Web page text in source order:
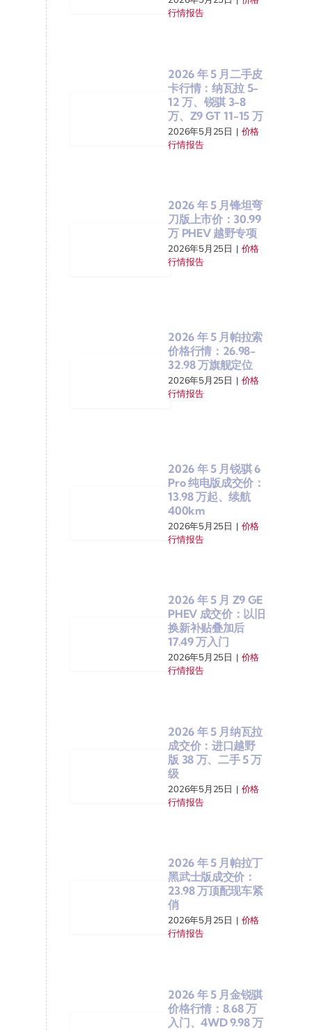
行情报告
2026 年 5 月二手皮
卡行情：纳瓦拉 5-
12 万、锐骐 3-8
万、Z9 GT 11-15 万
2026年5月25日 | 价格
行情报告
2026 年 5 月锋坦弯
刀版上市价：30.99
万 PHEV 越野专项
2026年5月25日 | 价格
行情报告
2026 年 5 月帕拉索
价格行情：26.98-
32.98 万旗舰定位
2026年5月25日 | 价格
行情报告
2026 年 5 月锐骐 6
Pro 纯电版成交价：
13.98 万起、续航
400km
2026年5月25日 | 价格
行情报告
2026 年 5 月 Z9 GE
PHEV 成交价：以旧
换新补贴叠加后
17.49 万入门
2026年5月25日 | 价格
行情报告
2026 年 5 月纳瓦拉
成交价：进口越野
版 38 万、二手 5 万
级
2026年5月25日 | 价格
行情报告
2026 年 5 月帕拉丁
黑武士版成交价：
23.98 万顶配现车紧
俏
2026年5月25日 | 价格
行情报告
2026 年 5 月金锐骐
价格行情：8.68 万
入门、4WD 9.98 万